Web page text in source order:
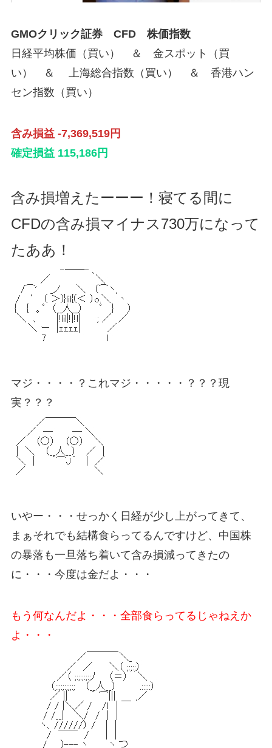
GMOクリック証券 CFD 株価指数
日経平均株価（買い） ＆ 金スポット（買
い） ＆ 上海総合指数（買い） ＆ 香港ハン
セン指数（買い）
含み損益 -7,369,519円
確定損益 115,186円
含み損増えたーーー！寝てる間に
CFDの含み損マイナス730万になって
たああ！
マジ・・・・？これマジ・・・・・？？？現
実？？？
いやー・・・せっかく日経が少し上がってきて、
まぁそれでも結構食らってるんですけど、中国株
の暴落も一旦落ち着いて含み損減ってきたの
に・・・今度は金だよ・・・
もう何なんだよ・・・全部食らってるじゃねえか
よ・・・